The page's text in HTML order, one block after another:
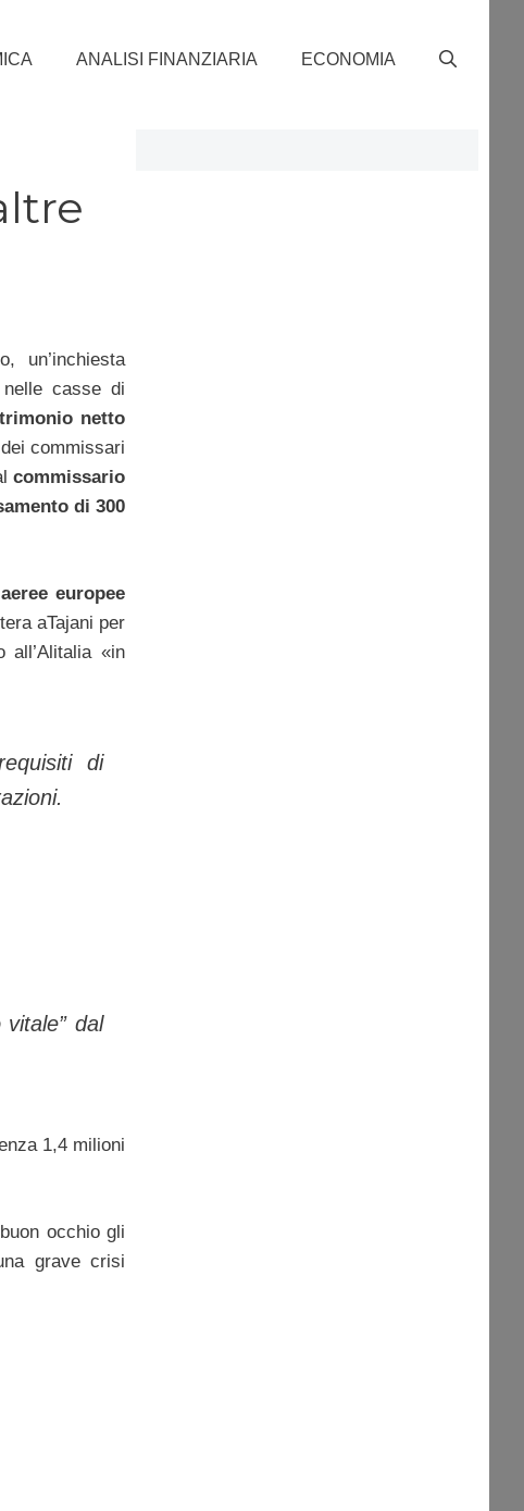
ANALISI FINANZIARIA ECONOMIA
un’inchiesta
casse di
netto
commissari
commissario
di 300
europee
aTajani per
all’Alitalia «in
di
dal
1,4 milioni
occhio gli
grave crisi